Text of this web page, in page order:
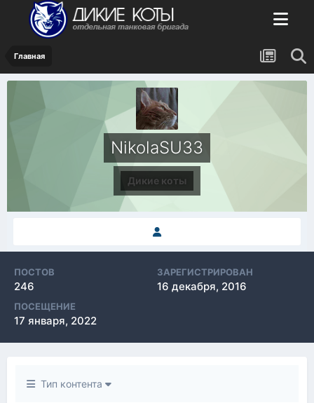
Главная
NikolaSU33
Дикие коты
ПОСТОВ
246
ЗАРЕГИСТРИРОВАН
16 декабря, 2016
ПОСЕЩЕНИЕ
17 января, 2022
Тип контента